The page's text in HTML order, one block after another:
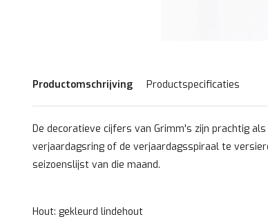
Productomschrijving Productspecificaties
De decoratieve cijfers van Grimm's zijn prachtig
verjaardagsring of de verjaardagsspiraal te
seizoenslijst van die maand.
Hout: gekleurd lindehout